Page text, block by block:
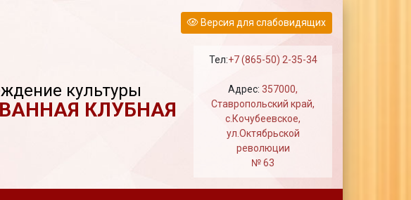
Версия для слабовидящих
культуры
КЛУБНАЯ
Тел:+7 (865-50) 2-35-34
Адрес:357000,
Ставропольский край,
с.Кочубеевское,
ул.Октябрьской
революции
№ 63